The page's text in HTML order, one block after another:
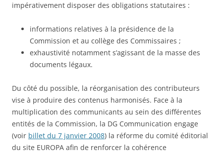
impérativement disposer des obligations statutaires :
informations relatives à la présidence de la
Commission et au collège des Commissaires ;
exhaustivité notamment s’agissant de la masse des
documents légaux.
Du côté du possible, la réorganisation des contributeurs
vise à produire des contenus harmonisés. Face à la
multiplication des communicants au sein des différentes
entités de la Commission, la DG Communication engage
(voir billet du 7 janvier 2008) la réforme du comité éditorial
du site EUROPA afin de renforcer la cohérence